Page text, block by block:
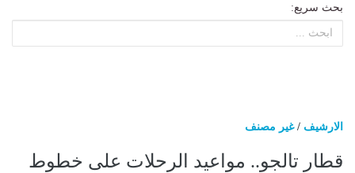
بحث سريع:
الارشيف /غير مصنف
قطار تالجو.. مواعيد الرحلات على خطوط